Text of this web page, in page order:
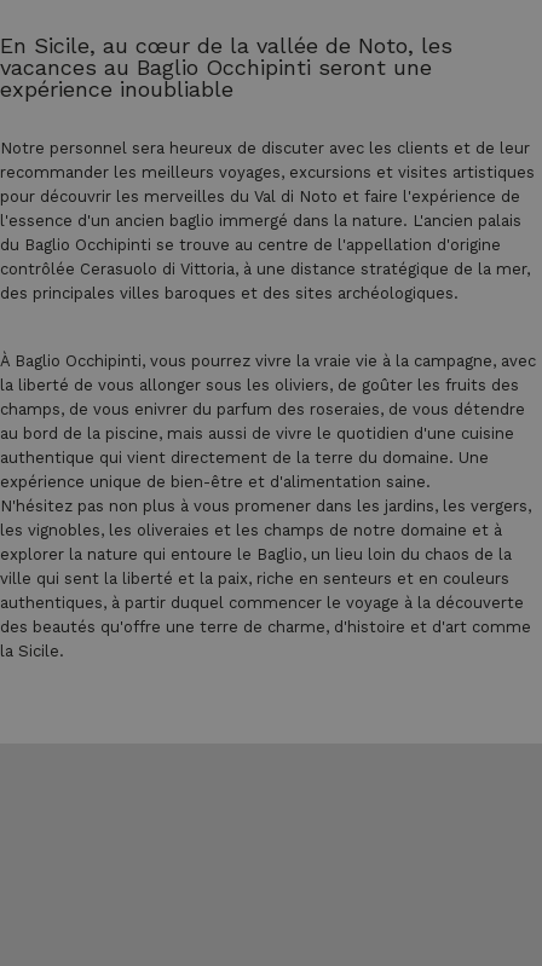
En Sicile, au cœur de la vallée de Noto, les
vacances au Baglio Occhipinti seront une
expérience inoubliable
Notre personnel sera heureux de discuter avec les clients et de leur
recommander les meilleurs voyages, excursions et visites artistiques
pour découvrir les merveilles du Val di Noto et faire l'expérience de
l'essence d'un ancien baglio immergé dans la nature. L'ancien palais
du Baglio Occhipinti se trouve au centre de l'appellation d'origine
contrôlée Cerasuolo di Vittoria, à une distance stratégique de la mer,
des principales villes baroques et des sites archéologiques.
À Baglio Occhipinti, vous pourrez vivre la vraie vie à la campagne, avec
la liberté de vous allonger sous les oliviers, de goûter les fruits des
champs, de vous enivrer du parfum des roseraies, de vous détendre
au bord de la piscine, mais aussi de vivre le quotidien d'une cuisine
authentique qui vient directement de la terre du domaine. Une
expérience unique de bien-être et d'alimentation saine.
N'hésitez pas non plus à vous promener dans les jardins, les vergers,
les vignobles, les oliveraies et les champs de notre domaine et à
explorer la nature qui entoure le Baglio, un lieu loin du chaos de la
ville qui sent la liberté et la paix, riche en senteurs et en couleurs
authentiques, à partir duquel commencer le voyage à la découverte
des beautés qu'offre une terre de charme, d'histoire et d'art comme
la Sicile.